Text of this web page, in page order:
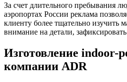
За счет длительного пребывания
аэропортах России реклама
клиенту более тщательно изучить
внимание на детали,
Изготовление indoor-
компании ADR